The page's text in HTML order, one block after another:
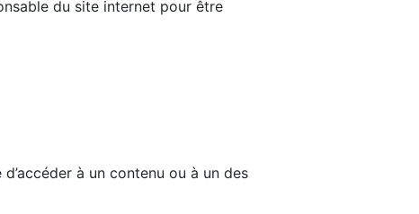
du site internet pour être
à un contenu ou à un des